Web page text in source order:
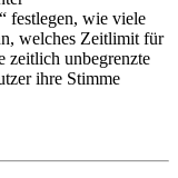
festlegen, wie viele
welches Zeitlimit für
zeitlich unbegrenzte
ihre Stimme